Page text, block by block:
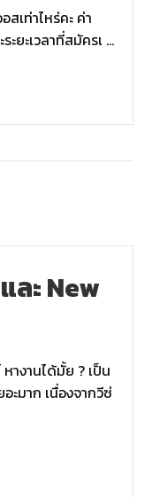
สเท่าไหร่คะ ค่า
ยะเวลาที่สมัครเ …
ละ New
างานได้มั้ย ? เป็น
ะมาก เนื่องจากวีซ่